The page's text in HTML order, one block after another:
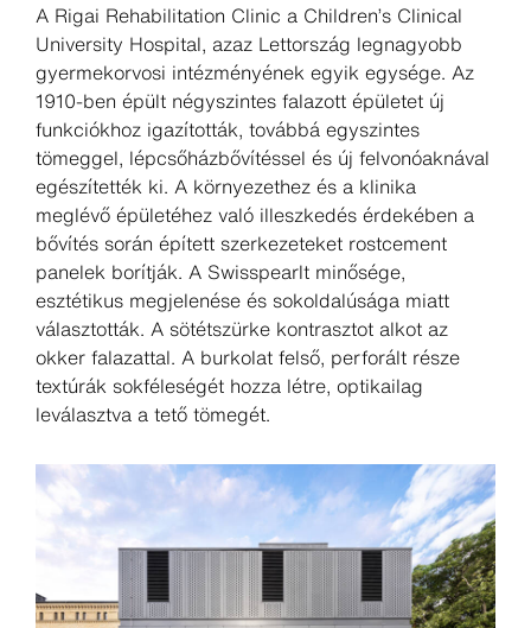
A Rigai Rehabilitation Clinic a Children’s Clinical
University Hospital, azaz Lettország legnagyobb
gyermekorvosi intézményének egyik egysége. Az
1910-ben épült négyszintes falazott épületet új
funkciókhoz igazították, továbbá egyszintes
tömeggel, lépcsőházbővítéssel és új felvonóaknával
egészítették ki. A környezethez és a klinika
meglévő épületéhez való illeszkedés érdekében a
bővítés során épített szerkezeteket rostcement
panelek borítják. A Swisspearlt minősége,
esztétikus megjelenése és sokoldalúsága miatt
választották. A sötétszürke kontrasztot alkot az
okker falazattal. A burkolat felső, perforált része
textúrák sokféleségét hozza létre, optikailag
leválasztva a tető tömegét.